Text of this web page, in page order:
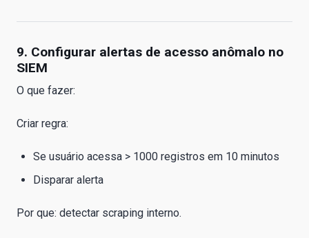
9. Configurar alertas de acesso anômalo no
SIEM
O que fazer:
Criar regra:
Se usuário acessa > 1000 registros em 10 minutos
Disparar alerta
Por que: detectar scraping interno.